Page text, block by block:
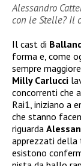
Alessandro
con le Stelle? Il
Il cast di
forma e, come
sempre
Milly Carlucci
concorrenti che
Rai1, iniziano a
che stanno
riguarda
apprezzati della
esistono